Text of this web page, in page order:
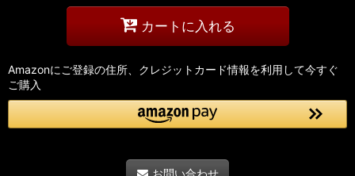
カートに入れる
Amazonにご登録の住所、クレジットカード情報を利用して今すぐ
ご購入
お問い合わせ